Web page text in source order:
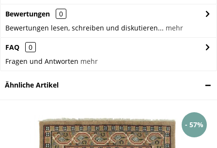
Bewertungen
0
Bewertungen lesen, schreiben und diskutieren... mehr
FAQ
0
Fragen und Antworten mehr
Ähnliche Artikel
- 57%